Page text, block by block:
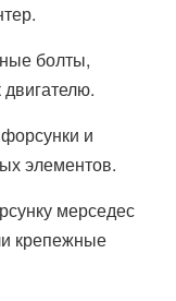
болты,
и
элементов.
мерседес
крепежные